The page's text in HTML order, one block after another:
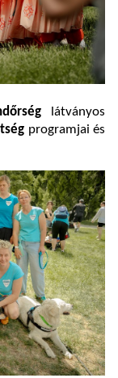
látványos
programjai és